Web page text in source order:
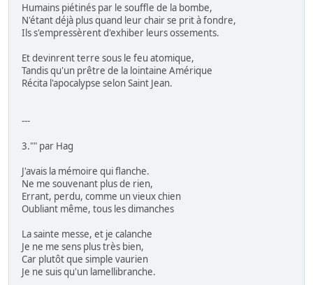
Humains piétinés par le souffle de la bombe,
N'étant déjà plus quand leur chair se prit à fondre,
Ils s'empressèrent d'exhiber leurs ossements.
Et devinrent terre sous le feu atomique,
Tandis qu'un prêtre de la lointaine Amérique
Récita l'apocalypse selon Saint Jean.
---
3."" par Hag
J'avais la mémoire qui flanche.
Ne me souvenant plus de rien,
Errant, perdu, comme un vieux chien
Oubliant même, tous les dimanches
La sainte messe, et je calanche
Je ne me sens plus très bien,
Car plutôt que simple vaurien
Je ne suis qu'un lamellibranche.